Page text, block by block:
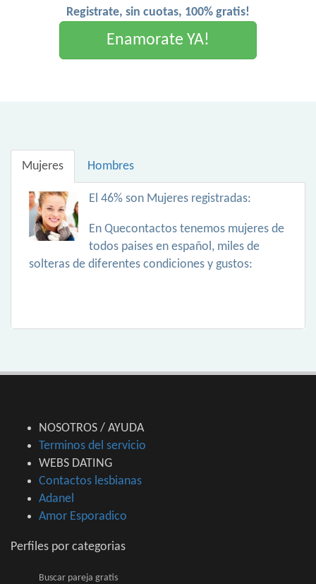
Registrate, sin cuotas, 100% gratis!
Enamorate YA!
Mujeres Hombres
El 46% son Mujeres registradas:
En Quecontactos tenemos mujeres de
todos paises en español, miles de
solteras de diferentes condiciones y gustos:
NOSOTROS / AYUDA
Terminos del servicio
WEBS DATING
Contactos lesbianas
Adanel
Amor Esporadico
Perfiles por categorias
Buscar pareja gratis